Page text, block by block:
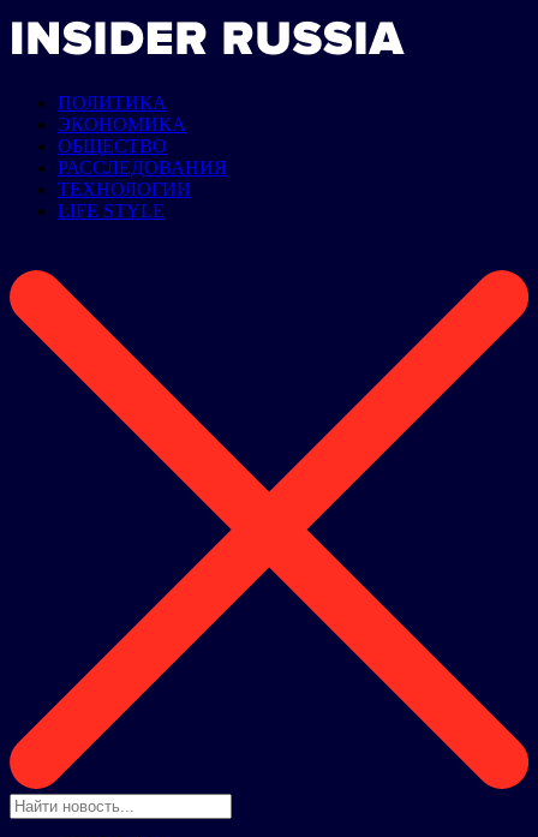
ПОЛИТИКА
ЭКОНОМИКА
ОБЩЕСТВО
РАССЛЕДОВАНИЯ
ТЕХНОЛОГИИ
LIFE STYLE